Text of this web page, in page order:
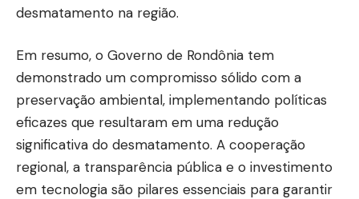
desmatamento na região.
Em resumo, o Governo de Rondônia tem
demonstrado um compromisso sólido com a
preservação ambiental, implementando políticas
eficazes que resultaram em uma redução
significativa do desmatamento. A cooperação
regional, a transparência pública e o investimento
em tecnologia são pilares essenciais para garantir